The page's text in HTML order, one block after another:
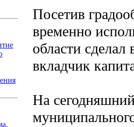
Посетив
временно
области
вкладчик
На